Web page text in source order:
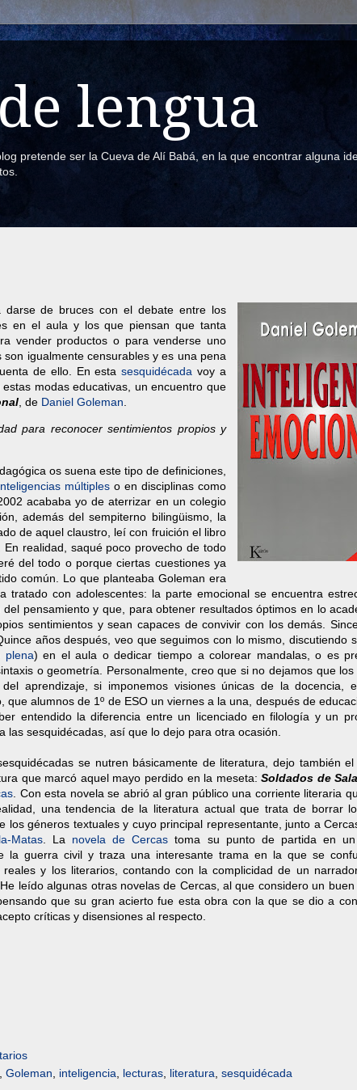
lengua
pretende ser la Cueva de Alí Babá, en la que encontrar alguna
darse de bruces con el debate entre los
en el aula y los que piensan que tanta
vender productos o para venderse uno
igualmente censurables y es una pena
de ello. En estasesquidécadavoy a
modas educativas, un encuentro que
, de Daniel Goleman
para reconocer sentimientos propios y
os suena este tipo de definiciones,
múltipleso en disciplinas como
acababa yo de aterrizar en un colegio
además del sempiterno bilingüismo, la
de aquel claustro, leí con fruición el libro
realidad, saqué poco provecho de todo
del todo o porque ciertas cuestiones ya
común. Lo que planteaba Goleman era
tratado con adolescentes: la parte emocional se encuentra
pensamiento y que, para obtener resultados óptimos en lo
sentimientos y sean capaces de convivir con los demás.
años después, veo que seguimos con lo mismo, discutiendo
plena) en el aula o dedicar tiempo a colorear mandalas, o es
o geometría. Personalmente, creo que si no dejamos que los
aprendizaje, si imponemos visiones únicas de la docencia,
alumnos de 1º de ESO un viernes a la una, después de
entendido la diferencia entre un licenciado en filología y un
sesquidécadas, así que lo dejo para otra ocasión.
se nutren básicamente de literatura, dejo también
que marcó aquel mayo perdido en la meseta:Soldados de
. Con esta novela se abrió al gran público una corriente literaria
una tendencia de la literatura actual que trata de borrar
los géneros textuales y cuyo principal representante, junto a
Matas . La novela de Cercas toma su punto de partida en un
la guerra civil y traza una interesante trama en la que se
reales y los literarios, contando con la complicidad de un
leído algunas otras novelas de Cercas, al que considero un buen
que su gran acierto fue esta obra con la que se dio a
críticas y disensiones al respecto.
Goleman inteligencia lecturas literatura sesquidécada